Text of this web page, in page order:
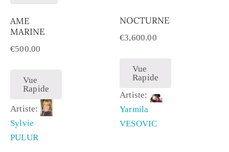
AME
MARINE
€500.00
Vue
Rapide
Artiste:
Sylvie
PULUR
NOCTURNE
€3,600.00
Vue
Rapide
Artiste:
Yarmila
VESOVIC